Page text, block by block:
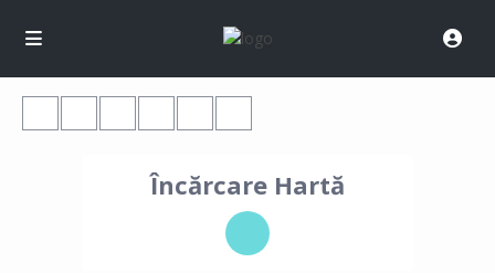
Încărcare Hartă